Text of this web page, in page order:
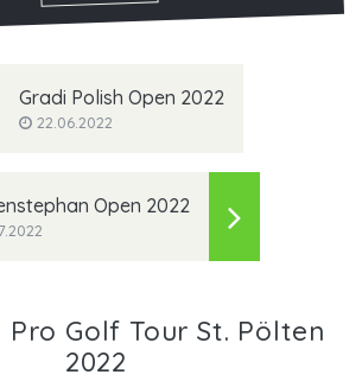
Gradi Polish Open 2022
22.06.2022
Open 2022
Pro Golf Tour St. Pölten
2022